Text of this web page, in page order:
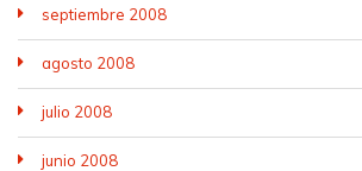
septiembre 2008
agosto 2008
julio 2008
junio 2008